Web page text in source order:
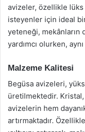
avizeler, özellikle
isteyenler için ideal
yeteneği, mekânların
yardımcı olurken,
Malzeme Kalitesi
Begüsa avizeleri,
üretilmektedir.
avizelerin hem
artırmaktadır.